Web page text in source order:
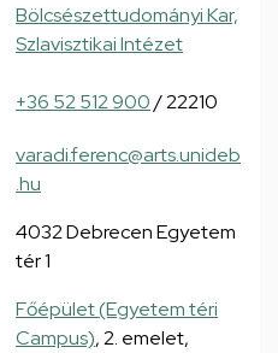
Bölcsészettudományi Kar,
Szlavisztikai Intézet
+36 52 512 900/ 22210
varadi.ferenc@arts.unideb
.hu
4032 Debrecen Egyetem
tér 1
Főépület (Egyetem téri
Campus), 2. emelet,